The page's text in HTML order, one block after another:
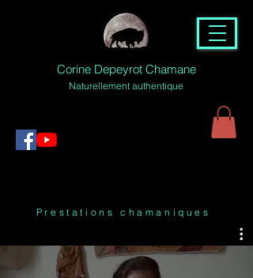
Corine Depeyrot Chamane
Naturellement authentique
Prestations chamaniques